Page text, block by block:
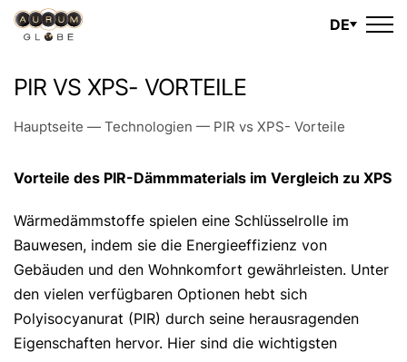
DE
PIR VS XPS- VORTEILE
Hauptseite — Technologien — PIR vs XPS- Vorteile
Vorteile des PIR-Dämmmaterials im Vergleich zu XPS
Wärmedämmstoffe spielen eine Schlüsselrolle im
Bauwesen, indem sie die Energieeffizienz von
Gebäuden und den Wohnkomfort gewährleisten. Unter
den vielen verfügbaren Optionen hebt sich
Polyisocyanurat (PIR) durch seine herausragenden
Eigenschaften hervor. Hier sind die wichtigsten